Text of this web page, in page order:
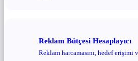
Reklam Bütçesi Hesaplayıcı
Reklam harcamasını, hedef erişimi